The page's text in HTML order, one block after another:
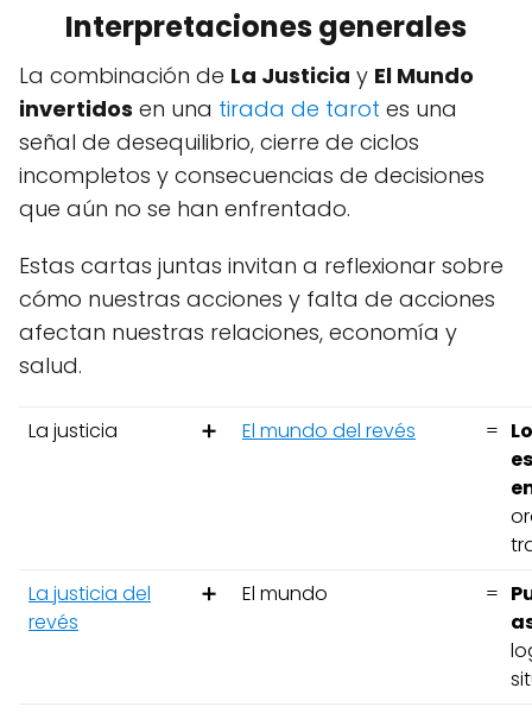
Interpretaciones generales
La combinación de La Justicia y El Mundo
invertidos en una tirada de tarot es una
señal de desequilibrio, cierre de ciclos
incompletos y consecuencias de decisiones
que aún no se han enfrentado.
Estas cartas juntas invitan a reflexionar sobre
cómo nuestras acciones y falta de acciones
afectan nuestras relaciones, economía y
salud.
La justicia ➕ El mundo del revés =
La justicia del
revés
➕ El mundo =